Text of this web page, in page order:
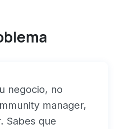
negocio, no
manager,
Sabes que